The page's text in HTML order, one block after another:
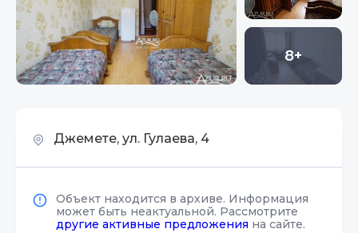
8+
Джемете, ул. Гулаева, 4
Объект находится в архиве. Информация
может быть неактуальной. Рассмотрите
другие активные предложения на сайте.